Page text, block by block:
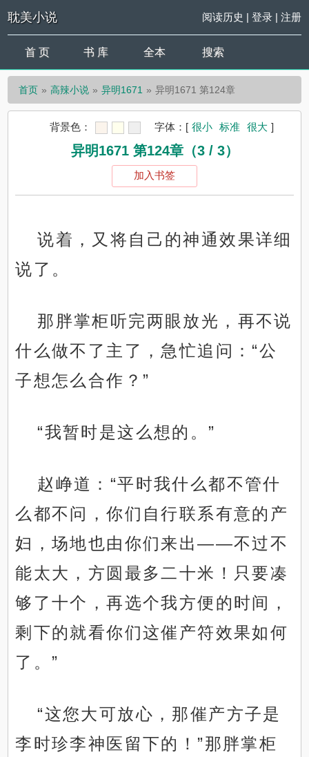
耽美小说 阅读历史 | 登录| 注册
首 页 书 库 全本 搜索
首页 高辣小说 异明1671 异明1671 第124章
背景色： 字体： [ 很小 标准 很大 ]
异明1671 第124章（3 / 3）
加入书签
说着，又将自己的神通效果详细
说了。
那胖掌柜听完两眼放光，再不说
什么做不了主了，急忙追问：“公
子想怎么合作？”
“我暂时是这么想的。”
赵峥道：“平时我什么都不管什
么都不问，你们自行联系有意的产
妇，场地也由你们来出——不过不
能太大，方圆最多二十米！只要凑
够了十个，再选个我方便的时间，
剩下的就看你们这催产符效果如何
了。”
“这您大可放心，那催产方子是
李时珍李神医留下的！”那胖掌柜